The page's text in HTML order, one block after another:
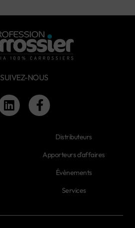
SUIVEZ-NOUS
Distributeurs
Apporteurs d'affaires
Évènements
Services